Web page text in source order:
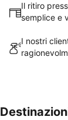
Il ritiro
semplice e
I nostri